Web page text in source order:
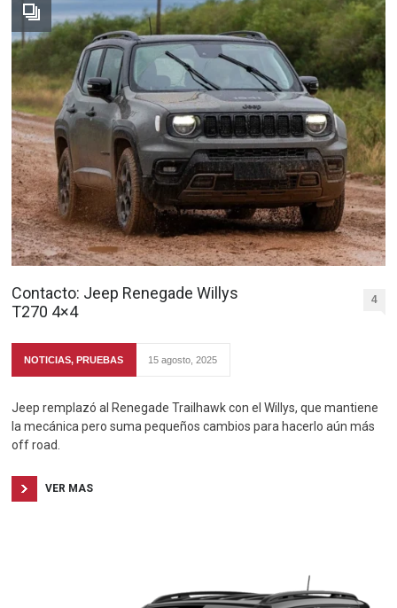
Contacto: Jeep Renegade Willys
T270 4×4
4
NOTICIAS,PRUEBAS 15 agosto, 2025
Jeep remplazó al Renegade Trailhawk con el Willys, que mantiene
la mecánica pero suma pequeños cambios para hacerlo aún más
off road.
VER MAS